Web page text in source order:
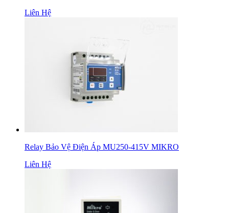
Liên Hệ
Relay Bảo Vệ Điện Áp MU250-415V MIKRO
Liên Hệ